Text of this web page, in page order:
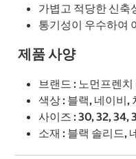
가볍고 적당한 신축
통기성이 우수하여
제품 사양
브랜드 : 노먼프렌
색상 : 블랙, 네이비,
사이즈 : 30, 32, 34,
소재 : 블랙 솔리드,